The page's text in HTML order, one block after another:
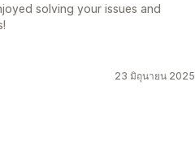
solving your issues and
23 มิถุนายน 2025